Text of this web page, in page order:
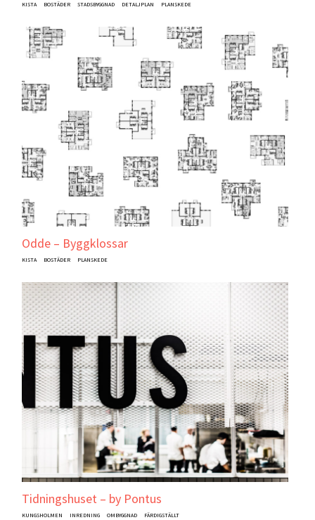
KISTA BOSTÄDER STADSBYGGNAD DETALJPLAN PLANSKEDE
Odde – Byggklossar
KISTA BOSTÄDER PLANSKEDE
Tidningshuset – by Pontus
KUNGSHOLMEN INREDNING OMBYGGNAD FÄRDIGSTÄLLT